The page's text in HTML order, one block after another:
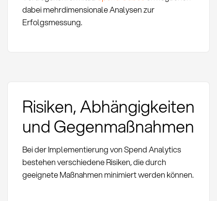
dabei mehrdimensionale Analysen zur
Erfolgsmessung.
Risiken, Abhängigkeiten
und Gegenmaßnahmen
Bei der Implementierung von Spend Analytics
bestehen verschiedene Risiken, die durch
geeignete Maßnahmen minimiert werden können.